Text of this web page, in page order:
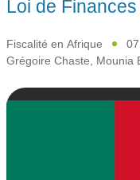
Loi de
Fiscalité en Afrique
Grégoire Chaste Mounia